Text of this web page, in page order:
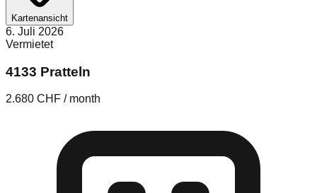
Kartenansicht
6. Juli 2026
Vermietet
4133 Pratteln
2.680 CHF / month